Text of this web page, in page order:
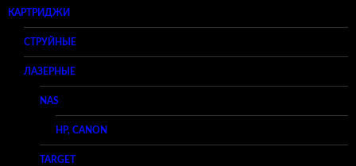
КАРТРИДЖИ
СТРУЙНЫЕ
ЛАЗЕРНЫЕ
NAS
HP, CANON
TARGET